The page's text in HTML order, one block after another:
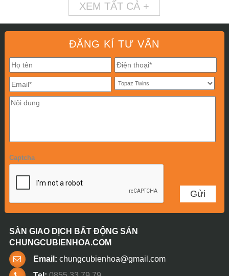
XEM TẤT CẢ +
ĐĂNG KÍ TƯ VẤN
Captcha
SÀN GIAO DỊCH BẤT ĐỘNG SẢN
CHUNGCUBIENHOA.COM
Email: chungcubienhoa@gmail.com